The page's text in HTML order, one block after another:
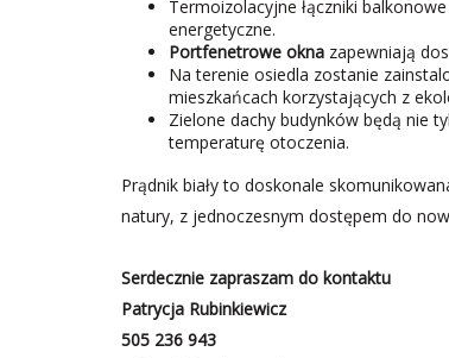
Termoizolacyjne łączniki
energetyczne.
Portfenetrowe okna zapewniają
Na terenie osiedla zostanie
mieszkańcach korzystających z
Zielone dachy budynków będą nie
temperaturę otoczenia.
Prądnik biały to doskonale
natury, z jednoczesnym dostępem do
Serdecznie zapraszam do kontaktu
Patrycja Rubinkiewicz
505 236 943